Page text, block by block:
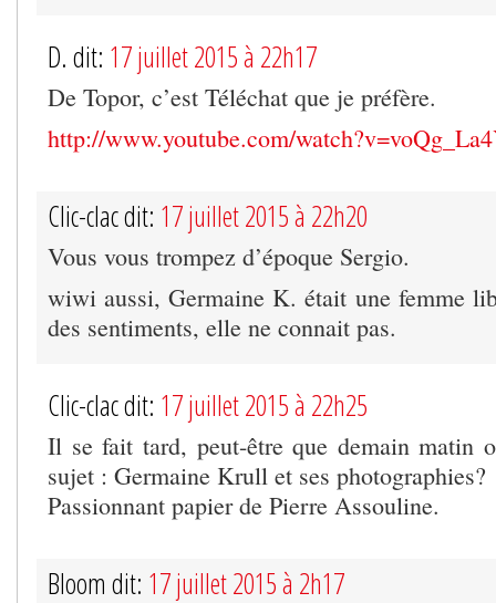
D. dit: 17 juillet 2015 à 22h17
De Topor, c’est Téléchat que je préfère.
http://www.youtube.com/
Clic-clac dit: 17 juillet 2015 à 22h20
Vous vous trompez d’époque Sergio.
wiwi aussi, Germaine K. était une femme
des sentiments, elle ne connait pas.
Clic-clac dit: 17 juillet 2015 à 22h25
Il se fait tard, peut-être que demain matin
sujet : Germaine Krull et ses photographies?
Passionnant papier de Pierre Assouline.
Bloom dit: 17 juillet 2015 à 2h17